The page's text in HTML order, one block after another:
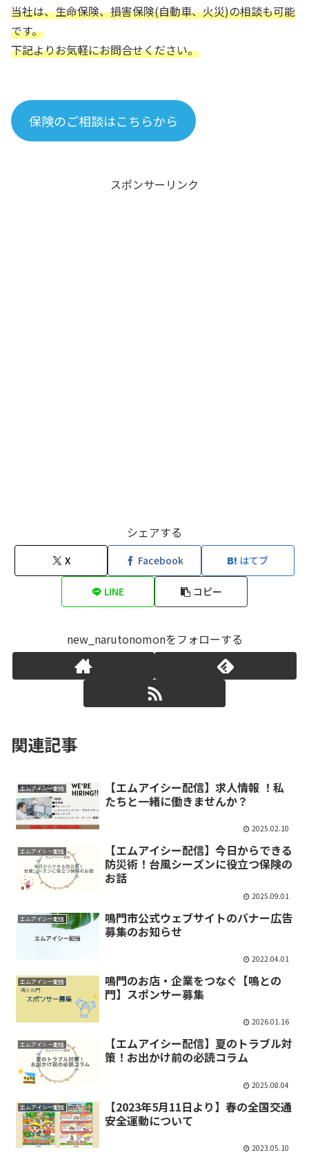
当社は、生命保険、損害保険(自動車、火災)の相談も可能
です。
下記よりお気軽にお問合せください。
保険のご相談はこちらから
スポンサーリンク
シェアする
X Facebook はてブ
LINE コピー
new_narutonomonをフォローする
関連記事
エムアイシー配信
【エムアイシー配信】求人情報 ！私
たちと一緒に働きませんか？
2025.02.10
エムアイシー配信
【エムアイシー配信】今日からできる
防災術！台風シーズンに役立つ保険の
お話
2025.09.01
エムアイシー配信
鳴門市公式ウェブサイトのバナー広告
募集のお知らせ
2022.04.01
エムアイシー配信
鳴門のお店・企業をつなぐ【鳴との
門】スポンサー募集
2026.01.16
エムアイシー配信
【エムアイシー配信】夏のトラブル対
策！お出かけ前の必読コラム
2025.08.04
エムアイシー配信
【2023年5月11日より】春の全国交通
安全運動について
2023.05.10